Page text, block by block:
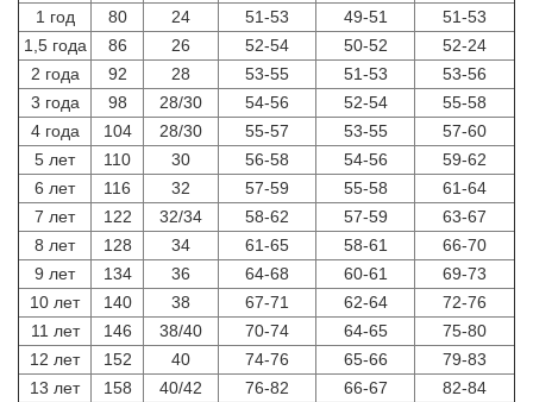
1 год
80 24 51-53 49-51
51-53
1,5 года
86 26 52-54 50-52
52-24
2 года
92 28 53-55 51-53
53-56
3 года
98 28/30 54-56 52-54
55-58
4 года
104 28/30 55-57 53-55
57-60
5 лет
110 30 56-58 54-56
59-62
6 лет
116 32 57-59 55-58
61-64
7 лет
122 32/34 58-62 57-59
63-67
8 лет
128 34 61-65 58-61
66-70
9 лет
134 36 64-68 60-61
69-73
10 лет
140 38 67-71 62-64
72-76
11 лет
146 38/40 70-74 64-65
75-80
12 лет
152 40 74-76 65-66
79-83
13 лет
158 40/42 76-82 66-67
82-84